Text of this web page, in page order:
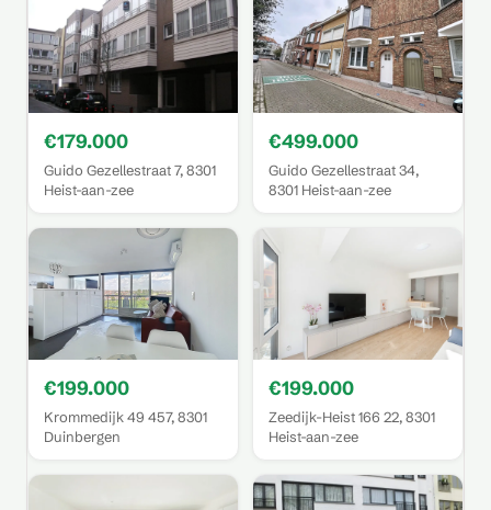
€179.000
Guido Gezellestraat 7, 8301
Heist-aan-zee
€499.000
Guido Gezellestraat 34,
8301 Heist-aan-zee
€199.000
Krommedijk 49 457, 8301
Duinbergen
€199.000
Zeedijk-Heist 166 22, 8301
Heist-aan-zee